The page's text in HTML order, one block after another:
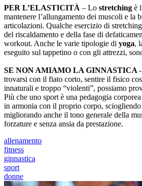
PER L’ELASTICITÀ – Lo stretching è
mantenere l’allungamento dei muscoli e la
articolazioni. Qualche esercizio di
del riscaldamento e della fase di
workout. Anche le varie tipologie di yoga,
eseguito sul tappetino o con gli attrezzi,
SE NON AMIAMO LA GINNASTICA
trovarsi con il fiato corto, sentire il fisico
innaturali e troppo “violenti”, possiamo
Più che uno sport è una pedagogia
in armonia con il proprio corpo,
migliorando anche il tono generale della
forzature e senza ansia da prestazione.
allenamento
fitness
ginnastica
sport
donne